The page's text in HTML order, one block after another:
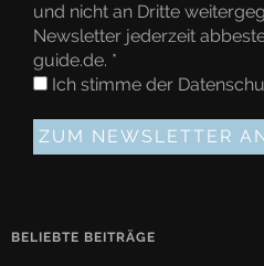
und nicht an Dritte
Newsletter jederzeit
guide.de. *
Ich stimme der
BELIEBTE BEITRÄGE